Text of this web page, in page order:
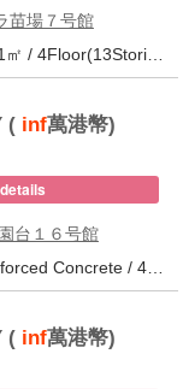
苗場７号館
Built 40 yrs / Steel reinforced Concrete / 49.81㎡ / 4Floor(13Stories) / 370Units / Distance from the station.
(inf萬港幣)
台１６号館
Built 43 yrs / Steel reinforced Concrete・Reinforced Concrete / 44.37㎡ / 14Floor(14Stories) / 294Units / Distance from the station.25
(inf萬港幣)